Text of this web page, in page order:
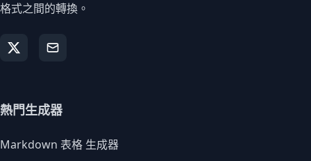
格式之間的轉換。
熱門生成器
Markdown 表格 生成器